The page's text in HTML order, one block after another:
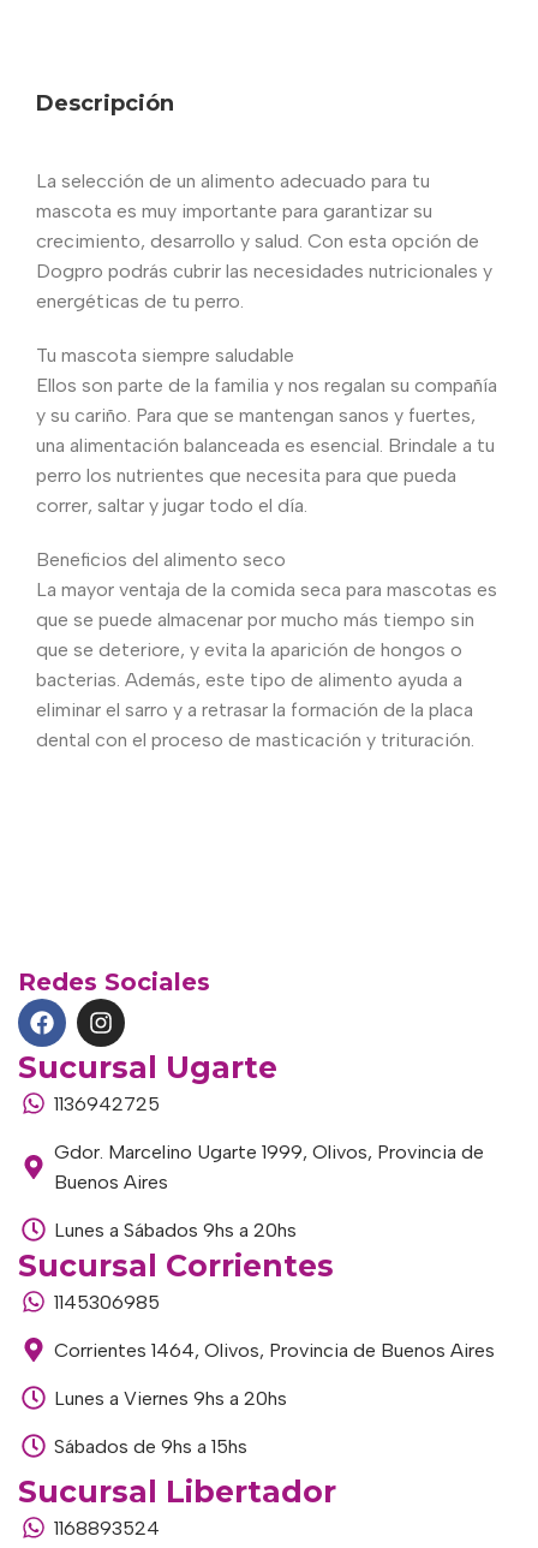
Descripción
La selección de un alimento adecuado para tu
mascota es muy importante para garantizar su
crecimiento, desarrollo y salud. Con esta opción de
Dogpro podrás cubrir las necesidades nutricionales y
energéticas de tu perro.
Tu mascota siempre saludable
Ellos son parte de la familia y nos regalan su compañía
y su cariño. Para que se mantengan sanos y fuertes,
una alimentación balanceada es esencial. Brindale a tu
perro los nutrientes que necesita para que pueda
correr, saltar y jugar todo el día.
Beneficios del alimento seco
La mayor ventaja de la comida seca para mascotas es
que se puede almacenar por mucho más tiempo sin
que se deteriore, y evita la aparición de hongos o
bacterias. Además, este tipo de alimento ayuda a
eliminar el sarro y a retrasar la formación de la placa
dental con el proceso de masticación y trituración.
Redes Sociales
Sucursal Ugarte
1136942725
Gdor. Marcelino Ugarte 1999, Olivos, Provincia de
Buenos Aires
Lunes a Sábados 9hs a 20hs
Sucursal Corrientes
1145306985
Corrientes 1464, Olivos, Provincia de Buenos Aires
Lunes a Viernes 9hs a 20hs
Sábados de 9hs a 15hs
Sucursal Libertador
1168893524